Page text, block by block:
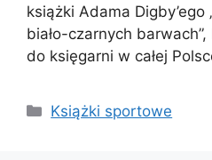
książki Adama
biało-czarnych
do księgarni w całej
Kategorie
Książki sportowe